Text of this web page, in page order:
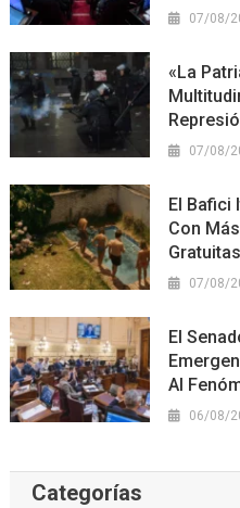
07/08/
«La
07/08/
El Bafici
Con
Gratuitas
07/08/
El
Al
06/08/
Categorías